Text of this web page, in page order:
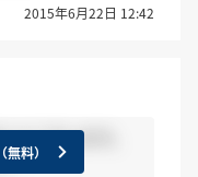
2015年6月22日 12:42
うございます。
！
料）